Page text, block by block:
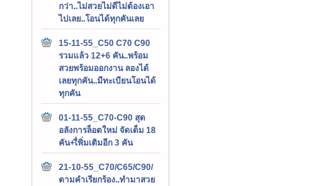
กว่า..ไม่สวยไม่ดีไม่ต้องเอา
ไปเลย..โอนได้ทุกคันเลย
15-11-55_C50 C70 C90
รวมแล้ว 12+6 คัน..พร้อม
สวยพร้อมออกงาน ลองได้
เลยทุกคัน..มีทะเบียนโอนได้
ทุกคัน
01-11-55_C70-C90 สุด
อลังการล็อตใหม่ จัดเต็ม 18
คัน+เื่พิ่มเติมอีก 3 คัน
21-10-55_C70/C65/C90/
ตามคำเรียกร้อง..ทำมาสวย